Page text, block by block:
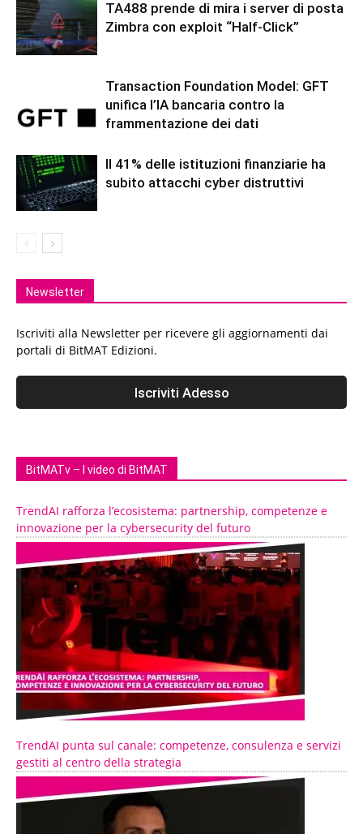
TA488 prende di mira i server di posta
Zimbra con exploit “Half-Click”
Transaction Foundation Model: GFT
unifica l’IA bancaria contro la
frammentazione dei dati
Il 41% delle istituzioni finanziarie ha
subito attacchi cyber distruttivi
Newsletter
Iscriviti alla Newsletter per ricevere gli aggiornamenti dai
portali di BitMAT Edizioni.
BitMATv – I video di BitMAT
TrendAI rafforza l’ecosistema: partnership, competenze e
innovazione per la cybersecurity del futuro
TrendAI punta sul canale: competenze, consulenza e servizi
gestiti al centro della strategia